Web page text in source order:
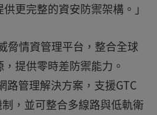
更完整的資安防禦架構。」
脅情資管理平台，整合全球
提供零時差防禦能力。
管理解決方案，支援GTC
制，並可整合多線路與低軌衛